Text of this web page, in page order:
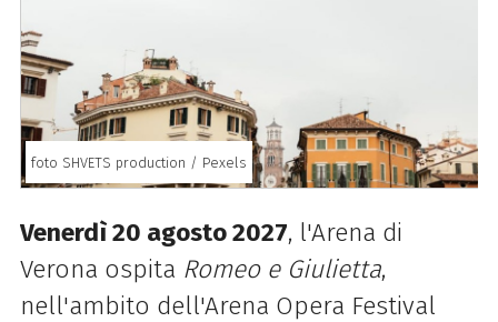
foto SHVETS production / Pexels
Venerdì 20 agosto 2027, l'Arena di
Verona ospita Romeo e Giulietta,
nell'ambito dell'Arena Opera Festival